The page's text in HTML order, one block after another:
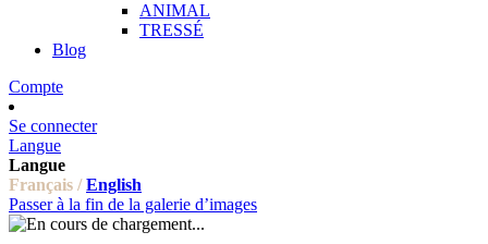
ANIMAL
TRESSÉ
Blog
Compte
Se connecter
Langue
Langue
Français / English
Passer à la fin de la galerie d’images